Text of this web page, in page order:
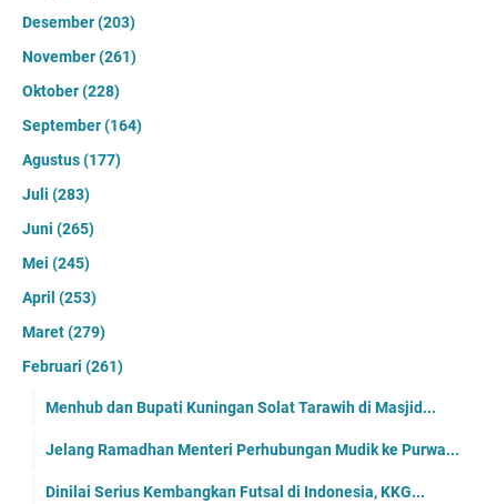
Desember(203)
November(261)
Oktober(228)
September(164)
Agustus(177)
Juli (283)
Juni (265)
Mei (245)
April (253)
Maret(279)
Februari (261)
Menhub dan Bupati Kuningan Solat Tarawih di Masjid...
Jelang Ramadhan Menteri Perhubungan Mudik ke Purwa...
Dinilai Serius Kembangkan Futsal di Indonesia, KKG...